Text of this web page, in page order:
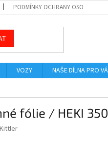
PODMÍNKY OCHRANY OSOBNÍCH
VOZY NAŠE DÍLNA PRO
fólie / HEKI